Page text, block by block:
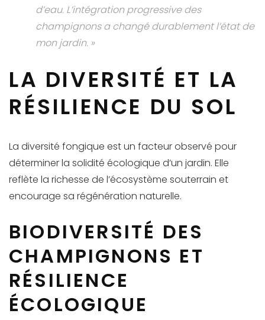
d’eau. L’intégration progressive des
champignons a changé durablement l’état de
mon jardin. »
LA DIVERSITÉ ET LA
RÉSILIENCE DU SOL
La diversité fongique est un facteur observé pour
déterminer la solidité écologique d’un jardin. Elle
reflète la richesse de l’écosystème souterrain et
encourage sa régénération naturelle.
BIODIVERSITÉ DES
CHAMPIGNONS ET
RÉSILIENCE
ÉCOLOGIQUE